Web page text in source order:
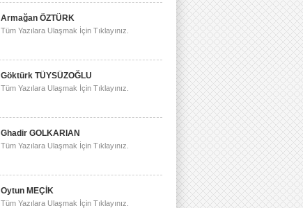
Armağan ÖZTÜRK
Tüm Yazılara Ulaşmak İçin Tıklayınız.
Göktürk TÜYSÜZOĞLU
Tüm Yazılara Ulaşmak İçin Tıklayınız.
Ghadir GOLKARIAN
Tüm Yazılara Ulaşmak İçin Tıklayınız.
Oytun MEÇİK
Tüm Yazılara Ulaşmak İçin Tıklayınız.